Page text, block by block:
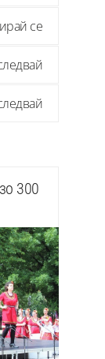
се
300